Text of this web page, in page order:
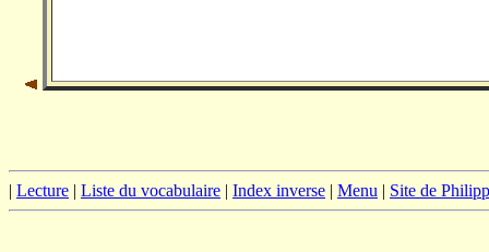
| Lecture | Liste du vocabulaire | Index inverse | Menu | Site de